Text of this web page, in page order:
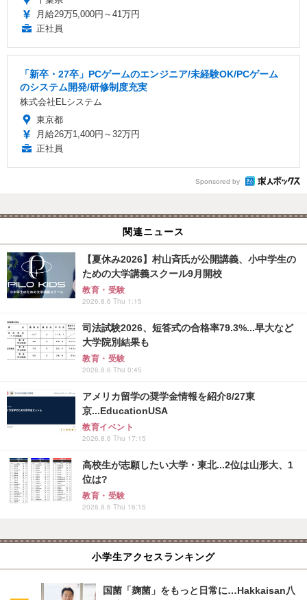
月給29万5,000円～41万円
正社員
「新卒・27卒」PCゲームのエンジニア/未経験OK/PCゲーム
のシステム開発/研修制度充実
株式会社ELシステム
東京都
月給26万1,400円～32万円
正社員
Sponsored by
関連ニュース
【夏休み2026】村山斉氏が公開講義、小中学生の
ための大学講義スクール9月開校
教育・受験
2026.8.6 Thu 1:15
司法試験2026、短答式の合格率79.3%...早大など
大学院別結果も
教育・受験
2026.8.6 Thu 0:45
アメリカ留学の奨学金情報を紹介8/27東
京...EducationUSA
教育イベント
2026.8.6 Thu 17:15
高校生が志願したい大学・東北...2位は山形大、1
位は?
教育・受験
2026.8.6 Thu 16:15
小学生アクセスランキング
国菌「麹菌」をもっと日常に…Hakkaisan八